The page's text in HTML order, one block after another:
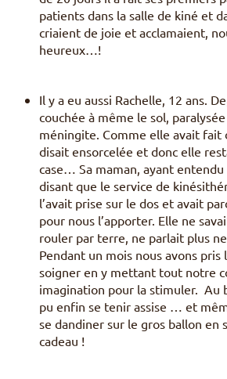
patients dans la salle de kiné et
criaient de joie et acclamaient,
heureux…!
Il y a eu aussi Rachelle, 12 ans.
couchée à même le sol,
méningite. Comme elle avait fait
disait ensorcelée et donc elle
case… Sa maman, ayant entendu
disant que le service de
l’avait prise sur le dos et avait
pour nous l’apporter. Elle ne
rouler par terre, ne parlait plus
Pendant un mois nous avons pris
soigner en y mettant tout notre
imagination pour la stimuler. Au
pu enfin se tenir assise … et
se dandiner sur le gros ballon en
cadeau !